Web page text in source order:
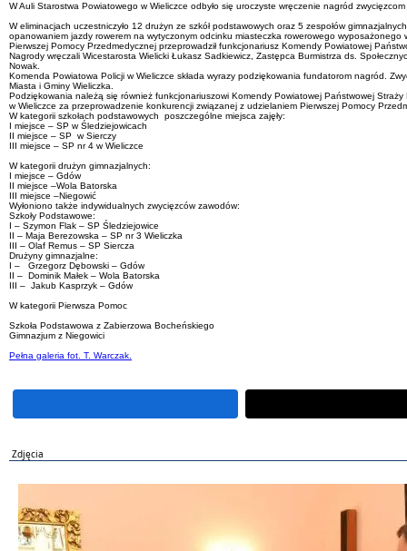
W Auli Starostwa Powiatowego w Wieliczce odbyło się uroczyste wręczenie nagród
W eliminacjach uczestniczyło 12 drużyn ze szkół podstawowych oraz 5 zespołów
opanowaniem jazdy rowerem na wytyczonym odcinku miasteczka rowerowego
Pierwszej Pomocy Przedmedycznej przeprowadził funkcjonariusz Komendy Powiatowej
Nagrody wręczali Wicestarosta Wielicki Łukasz Sadkiewicz, Zastępca Burmistrza ds.
Nowak.
Komenda Powiatowa Policji w Wieliczce składa wyrazy podziękowania fundatorom nagród.
Miasta i Gminy Wieliczka.
Podziękowania należą się również funkcjonariuszowi Komendy Powiatowej Państwowej Straży
w Wieliczce za przeprowadzenie konkurencji związanej z udzielaniem Pierwszej Pomocy
W kategorii szkołach podstawowych poszczególne miejsca zajęły:
I miejsce – SP w Śledziejowicach
II miejsce – SP w Sierczy
III miejsce – SP nr 4 w Wieliczce
W kategorii drużyn gimnazjalnych:
I miejsce – Gdów
II miejsce –Wola Batorska
III miejsce –Niegowić
Wyłoniono także indywidualnych zwycięzców zawodów:
Szkoły Podstawowe:
I – Szymon Flak – SP Śledziejowice
II – Maja Berezowska – SP nr 3 Wieliczka
III – Olaf Remus – SP Siercza
Drużyny gimnazjalne:
I – Grzegorz Dębowski – Gdów
II – Dominik Małek – Wola Batorska
III – Jakub Kasprzyk – Gdów
W kategorii Pierwsza Pomoc
Szkoła Podstawowa z Zabierzowa Bocheńskiego
Gimnazjum z Niegowici
Pełna galeria fot. T. Warczak.
Zdjęcia